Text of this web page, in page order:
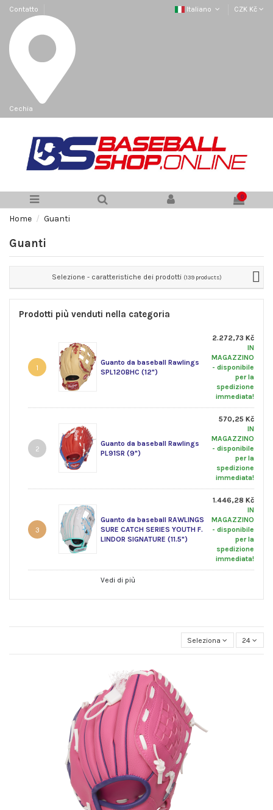
Contatto
Cechia
Italiano CZK Kč
0
Home Guanti
Guanti
Selezione - caratteristiche dei prodotti (139 products)
Prodotti più venduti nella categoria
1
Guanto da baseball Rawlings
SPL120BHC (12")
2.272,73 Kč
IN
MAGAZZINO
- disponibile
per la
spedizione
immediata!
2
Guanto da baseball Rawlings
PL91SR (9")
570,25 Kč
IN
MAGAZZINO
- disponibile
per la
spedizione
immediata!
3
Guanto da baseball RAWLINGS
SURE CATCH SERIES YOUTH F.
LINDOR SIGNATURE (11.5")
1.446,28 Kč
IN
MAGAZZINO
- disponibile
per la
spedizione
immediata!
Vedi di più
Seleziona 24